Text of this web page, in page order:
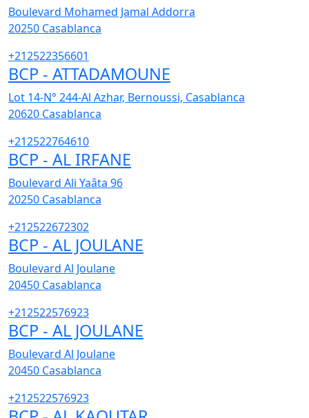
Boulevard Mohamed Jamal Addorra
20250 Casablanca
+212522356601
BCP - ATTADAMOUNE
Lot 14-N° 244-Al Azhar, Bernoussi, Casablanca
20620 Casablanca
+212522764610
BCP - AL IRFANE
Boulevard Ali Yaâta 96
20250 Casablanca
+212522672302
BCP - AL JOULANE
Boulevard Al Joulane
20450 Casablanca
+212522576923
BCP - AL JOULANE
Boulevard Al Joulane
20450 Casablanca
+212522576923